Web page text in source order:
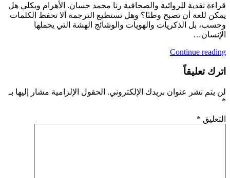
قراءة نقدية للروائية والصحافية رنا محمد حسان. الأهرام ويكلي هل
يمكن للغة أن تصبح وطنًا؟ وهل تستطيع الترجمة ألا تحفظ الكلمات
وحسب، بل الذكريات والهويات والوشائج الهشة التي يحملها
الإنسان…
Continue reading
اترك تعليقاً
لن يتم نشر عنوان بريدك الإلكتروني. الحقول الإلزامية مشار إليها بـ
*
التعليق *